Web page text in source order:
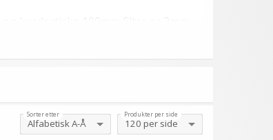
kvadratiske 100mm filter er 2mm
Sorter etter Produkter per side